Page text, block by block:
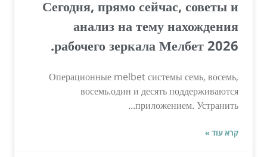
Сегодня, прямо сейчас, советы и
анализ на тему нахождения
рабочего зеркала Мелбет 2026.
Операционные melbet системы семь, восемь,
восемь.один и десять поддерживаются
приложением. Устранить...
קרא עוד »